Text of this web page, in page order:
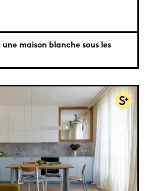
une maison blanche sous les